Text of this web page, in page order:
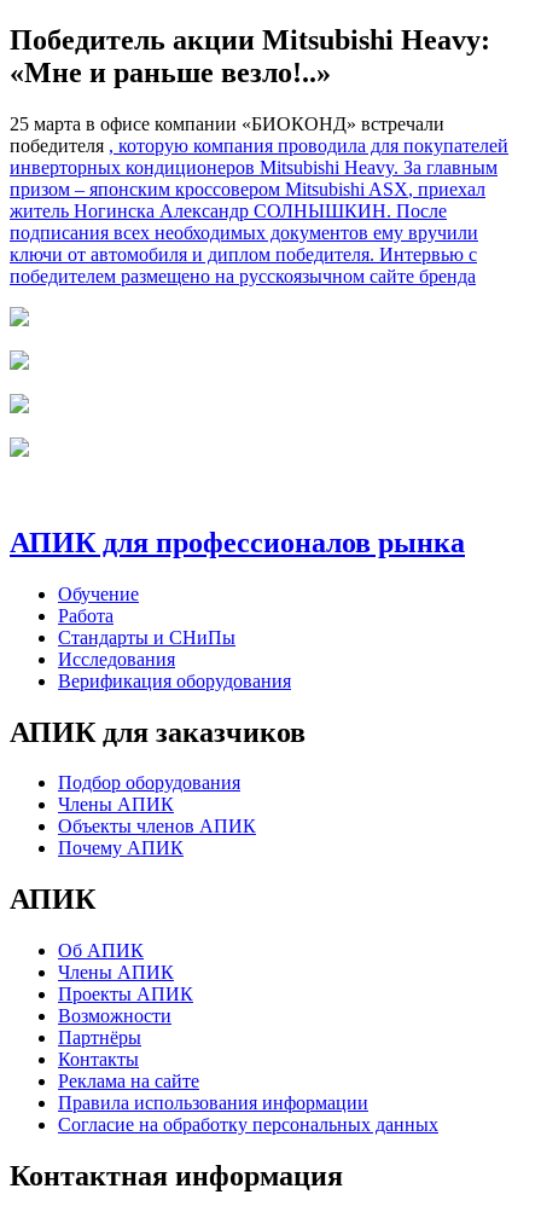
Победитель акции Mitsubishi Heavy:
«Мне и раньше везло!..»
25 марта в офисе компании «БИОКОНД» встречали
победителя , которую компания проводила для покупателей
инверторных кондиционеров Mitsubishi Heavy. За главным
призом – японским кроссовером Mitsubishi ASX, приехал
житель Ногинска Александр СОЛНЫШКИН. После
подписания всех необходимых документов ему вручили
ключи от автомобиля и диплом победителя. Интервью с
победителем размещено на русскоязычном сайте бренда
АПИК для профессионалов рынка
Обучение
Работа
Стандарты и СНиПы
Исследования
Верификация оборудования
АПИК для заказчиков
Подбор оборудования
Члены АПИК
Объекты членов АПИК
Почему АПИК
АПИК
Об АПИК
Члены АПИК
Проекты АПИК
Возможности
Партнёры
Контакты
Реклама на сайте
Правила использования информации
Согласие на обработку персональных данных
Контактная информация